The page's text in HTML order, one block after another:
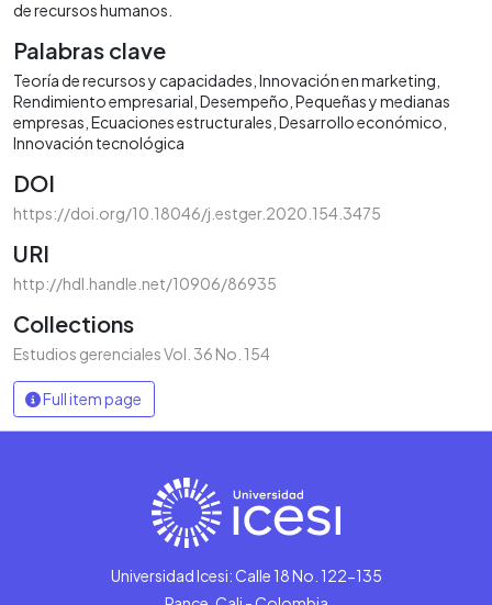
de recursos humanos.
Palabras clave
Teoría de recursos y capacidades Innovación en marketing
Rendimiento empresarial Desempeño Pequeñas y medianas
empresas Ecuaciones estructurales Desarrollo económico
Innovación tecnológica
DOI
https://doi.org/10.18046/j.estger.2020.154.3475
URI
http://hdl.handle.net/10906/86935
Collections
Estudios gerenciales Vol. 36 No. 154
Full item page
Universidad Icesi: Calle 18 No. 122-135